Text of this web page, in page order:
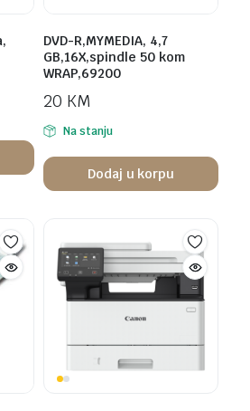
DVD-R,MYMEDIA, 4,7
GB,16X,spindle 50 kom
WRAP,69200
20 KM
Na stanju
Dodaj u korpu